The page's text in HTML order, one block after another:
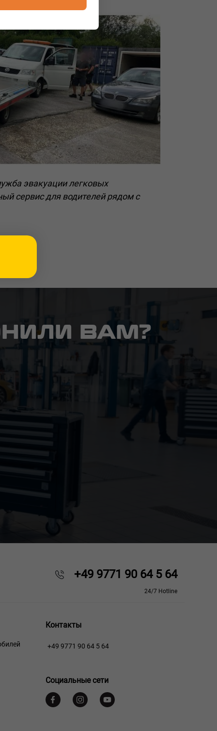
эвакуации легковых
сервис для водителей рядом с
ВАМ?
+49 9771 90 64 5 64
24/7 Hotline
Контакты
+49 9771 90 64 5 64
Социальные сети